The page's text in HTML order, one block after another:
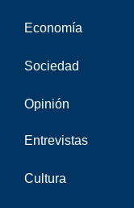
Economía
Sociedad
Opinión
Entrevistas
Cultura